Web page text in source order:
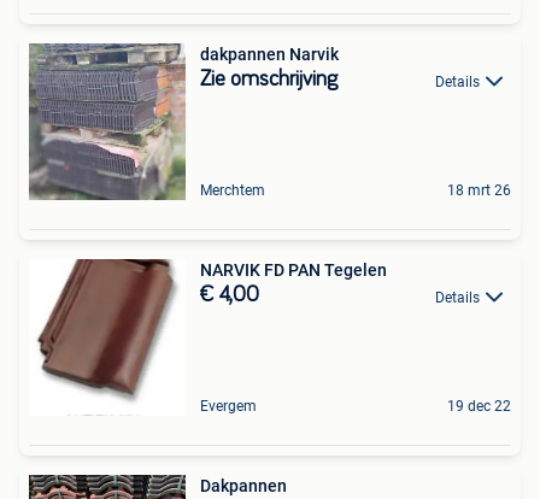
dakpannen Narvik
Zie omschrijving Details
Merchtem 18 mrt 26
NARVIK FD PAN Tegelen
€ 4,00 Details
Evergem 19 dec 22
Dakpannen